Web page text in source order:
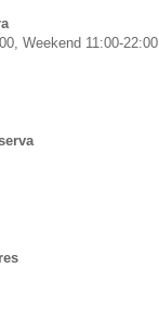
Weekend 11:00-22:00